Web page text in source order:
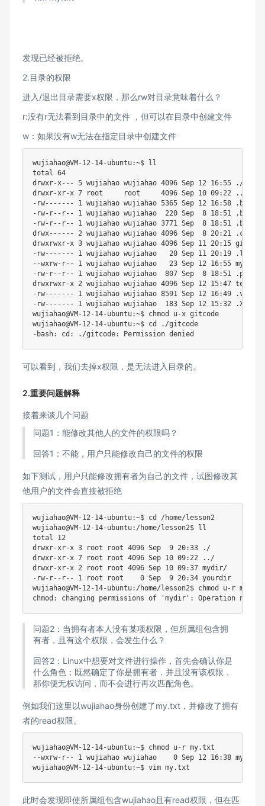
发现已经被拒绝。
2.目录的权限
进入/退出目录需要x权限，那么rw对目录意味着什么？
r:没有r无法看到目录中的文件 ，但可以在目录中创建文件
w：如果没有w无法在指定目录中创建文件
wujiahao@VM-12-14-ubuntu:~$ ll
total 64
drwxr-x--- 5 wujiahao wujiahao 4096 Sep 12 16:55 ./
drwxr-xr-x 7 root     root     4096 Sep 10 09:22 ../
-rw------- 1 wujiahao wujiahao 5365 Sep 12 16:58
-rw-r--r-- 1 wujiahao wujiahao  220 Sep  8 18:51
-rw-r--r-- 1 wujiahao wujiahao 3771 Sep  8 18:51 .bashrc
drwx------ 2 wujiahao wujiahao 4096 Sep  8 20:21 .cache/
drwxrwxr-x 3 wujiahao wujiahao 4096 Sep 11 20:15
-rw------- 1 wujiahao wujiahao   20 Sep 11 20:19
--wxrw-r-- 1 wujiahao wujiahao   23 Sep 12 16:55 my.txt*
-rw-r--r-- 1 wujiahao wujiahao  807 Sep  8 18:51
drwxrwxr-x 2 wujiahao wujiahao 4096 Sep 12 15:47 test/
-rw------- 1 wujiahao wujiahao 8591 Sep 12 16:49
-rw------- 1 wujiahao wujiahao  183 Sep 12 15:32
wujiahao@VM-12-14-ubuntu:~$ chmod u-x gitcode
wujiahao@VM-12-14-ubuntu:~$ cd ./gitcode
可以看到，我们去掉x权限，是无法进入目录的。
2.重要问题解释
接着来谈几个问题
问题1：能修改其他人的文件的权限吗？
回答1：不能，用户只能修改自己的文件的权限
如下测试，用户只能修改拥有者为自己的文件，试图修改其
他用户的文件会直接被拒绝
wujiahao@VM-12-14-ubuntu:~$ cd /home/lesson2
wujiahao@VM-12-14-ubuntu:/home/lesson2$ ll
total 12
drwxr-xr-x 3 root root 4096 Sep  9 20:33 ./
drwxr-xr-x 7 root root 4096 Sep 10 09:22 ../
drwxr-xr-x 2 root root 4096 Sep 10 09:37 mydir/
-rw-r--r-- 1 root root    0 Sep  9 20:34 yourdir
wujiahao@VM-12-14-ubuntu:/home/lesson2$ chmod u-r mydir
问题2：当拥有者本人没有某项权限，但所属组包含拥
有者，且有这个权限，会发生什么？
回答2：Linux中想要对文件进行操作，首先会确认你是
什么角色；既然确定了你是拥有者，并且没有该权限，
那你便无权访问，而不会进行再次匹配角色。
例如我们这里以wujiahao身份创建了my.txt，并修改了拥有
者的read权限。
wujiahao@VM-12-14-ubuntu:~$ chmod u-r my.txt
--wxrw-r-- 1 wujiahao wujiahao    0 Sep 12 16:38 my.txt*
此时会发现即使所属组包含wujiahao且有read权限，但在匹